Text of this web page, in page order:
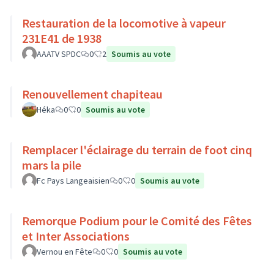
Restauration de la locomotive à vapeur
231E41 de 1938
AAATV SPDC 0 2 Soumis au vote
Renouvellement chapiteau
Héka 0 0 Soumis au vote
Remplacer l'éclairage du terrain de foot cinq
mars la pile
Fc Pays Langeaisien 0 0 Soumis au vote
Remorque Podium pour le Comité des Fêtes
et Inter Associations
Vernou en Fête 0 0 Soumis au vote